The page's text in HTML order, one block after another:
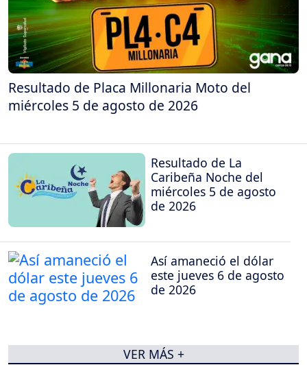
Resultado de Placa Millonaria Moto del
miércoles 5 de agosto de 2026
Resultado de La
Caribeña Noche del
miércoles 5 de agosto
de 2026
Así amaneció el dólar
este jueves 6 de agosto
de 2026
VER MÁS +